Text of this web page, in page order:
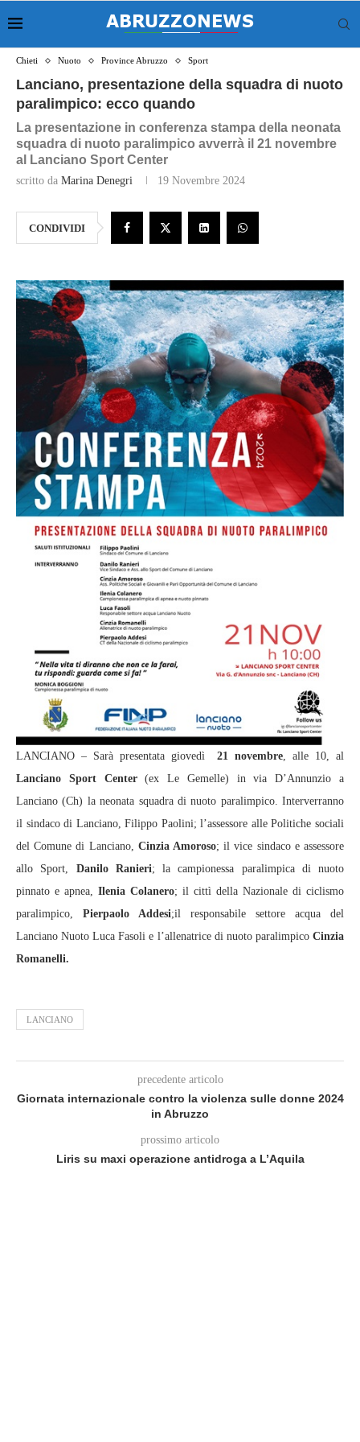
Chieti Nuoto Province Abruzzo Sport
Lanciano, presentazione della squadra di nuoto
paralimpico: ecco quando
La presentazione in conferenza stampa della neonata
squadra di nuoto paralimpico avverrà il 21 novembre
al Lanciano Sport Center
scritto da Marina Denegri 19 Novembre 2024
CONDIVIDI
LANCIANO – Sarà presentata giovedì21 novembre , alle 10, al
Lanciano Sport Center(ex Le Gemelle) in via D’Annunzio a
Lanciano (Ch) la neonata squadra di nuoto paralimpico. Interverranno
il sindaco di Lanciano, Filippo Paolini; l’assessore alle Politiche sociali
del Comune di Lanciano, Cinzia Amoroso; il vice sindaco e assessore
allo Sport, Danilo Ranieri; la campionessa paralimpica di nuoto
pinnato e apnea, Ilenia Colanero; il cittì della Nazionale di ciclismo
paralimpico, Pierpaolo Addesi;il responsabile settore acqua del
Lanciano Nuoto Luca Fasoli e l’allenatrice di nuoto paralimpico Cinzia
Romanelli.
LANCIANO
precedente articolo
Giornata internazionale contro la violenza sulle donne 2024
in Abruzzo
prossimo articolo
Liris su maxi operazione antidroga a L’Aquila